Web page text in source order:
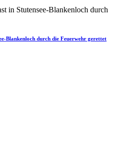
Blankenloch durch die Feuerwehr gerettet